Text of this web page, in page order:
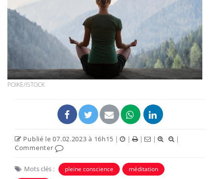
POIKE/ISTOCK
Publié le 07.02.2023 à 16h15 | | | |
|
Commenter
Mots clés : pleine conscience
méditation